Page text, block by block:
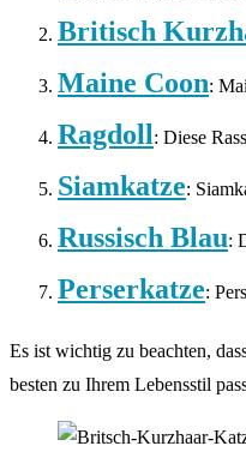
Britisch
Maine Coon:
Ragdoll: Diese
Siamkatze:
Russisch Blau:
Perserkatze:
Es ist wichtig zu beachten,
besten zu Ihrem Lebensstil